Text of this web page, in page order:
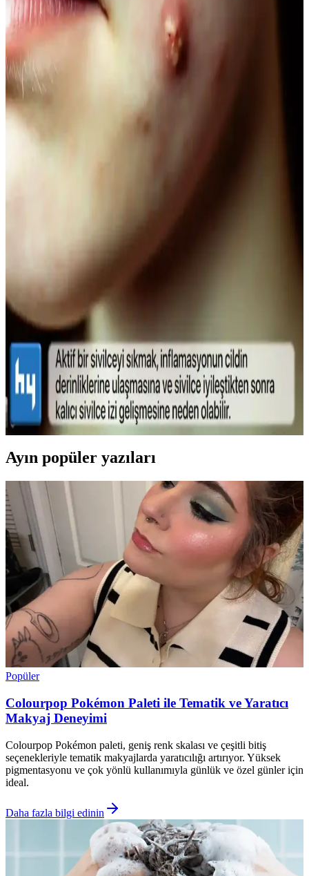
Vegan göz altı kremleri, doğal içeriklerle formüle edilerek cilt
sağlığını destekler, çevresel sorumluluğu gözetir ve hassas göz
çevresine uygun bakım sağlar.
Doğal Ağız Bakım Macunları: Bitkisel İçeriklerle
Sağlıklı Diş ve Diş Eti Bakımı
Doğal ağız bakım macunları, bitkisel özler ve antiseptik maddelerle
diş ve diş eti sağlığını koruyan güvenli alternatifler sunar, kimyasal
Lykd Makyaj Sabitleyici Sprey: Gün Boyu Tazelik
ve Doğal Görünüm Sağlayan Hafif Formül
Lykd makyaj sabitleyici spreyi, hafif yapısı ve yüksek
performansıyla makyajın gün boyunca taze ve doğal kalmasını
Sivilce Tedavi Yöntemleri: Doğal ve Medikal
Yaklaşımlarla Cilt Bakımı
Sivilce tedavisinde doğal ve medikal yöntemleri, dikkat edilmesi
gerekenleri ve cilt sağlığını koruma yollarını öğrenin.
Ayın popüler yazıları
Popüler
Colourpop Pokémon Paleti ile Tematik ve Yaratıcı
Makyaj Deneyimi
Colourpop Pokémon paleti, geniş renk skalası ve çeşitli bitiş
seçenekleriyle tematik makyajlarda yaratıcılığı artırıyor. Yüksek
pigmentasyonu ve çok yönlü kullanımıyla günlük ve özel günler için
ideal.
Daha fazla bilgi edinin